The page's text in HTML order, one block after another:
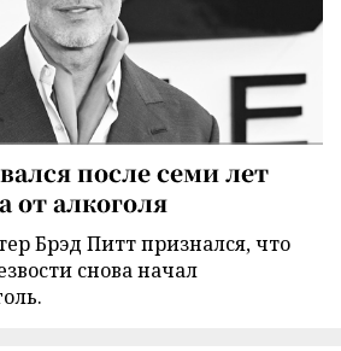
после семи лет
от алкоголя
Брэд Питт признался, что
снова начал